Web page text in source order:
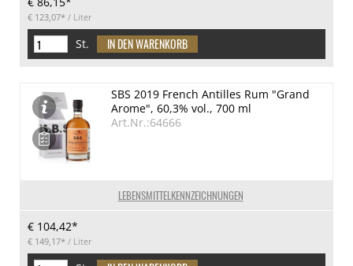
€ 123,07* / Liter
St.
LEBENSMITTELKENNZEICHNUNGEN
SBS 2019 French Antilles Rum "Grand
Arome", 60,3% vol., 700 ml
Art.Nr.:64666
€ 104,42*
€ 149,17* / Liter